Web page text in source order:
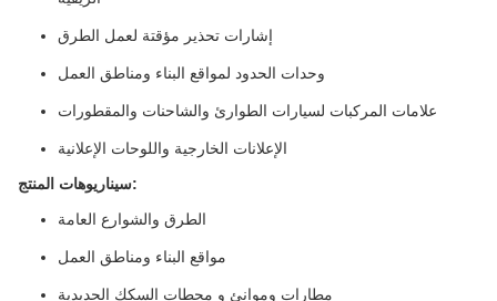
إشارات تحذير مؤقتة لعمل الطرق
وحدات الحدود لمواقع البناء ومناطق العمل
علامات المركبات لسيارات الطوارئ والشاحنات والمقطورات
الإعلانات الخارجية واللوحات الإعلانية
سيناريوهات المنتج:
الطرق والشوارع العامة
مواقع البناء ومناطق العمل
مطارات وموانئ و محطات السكك الحديدية